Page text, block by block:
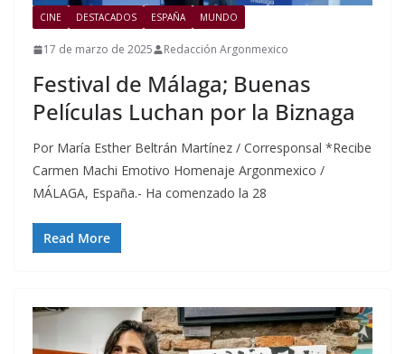
CINE DESTACADOS ESPAÑA MUNDO
17 de marzo de 2025 Redacción Argonmexico
Festival de Málaga; Buenas
Películas Luchan por la Biznaga
Por María Esther Beltrán Martínez / Corresponsal *Recibe
Carmen Machi Emotivo Homenaje Argonmexico /
MÁLAGA, España.- Ha comenzado la 28
Read More